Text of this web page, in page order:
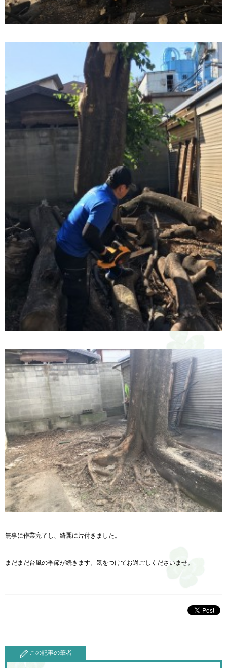
無事に作業完了し、綺麗に片付きました。
まだまだ台風の季節が続きます。気をつけてお過ごしくださいませ。
この記事の筆者